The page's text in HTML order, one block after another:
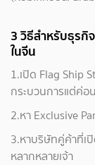
3 วิธีสำหรับธุรกิ
ในจีน
1.เปิด Flag Ship
กระบวนการแต่ค่อ
2.หา Exclusive
3.หาบริษัทคู่ค้าที่เ
หลากหลายเจ้า